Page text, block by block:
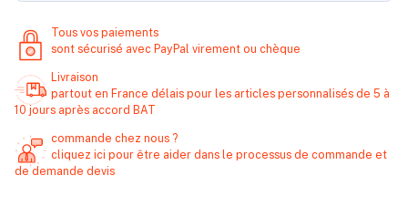
Tous vos paiements
sont sécurisé avec PayPal virement ou chèque
Livraison
partout en France délais pour les articles personnalisés de 5 à
10 jours après accord BAT
commande chez nous ?
cliquez ici pour être aider dans le processus de commande et
de demande devis